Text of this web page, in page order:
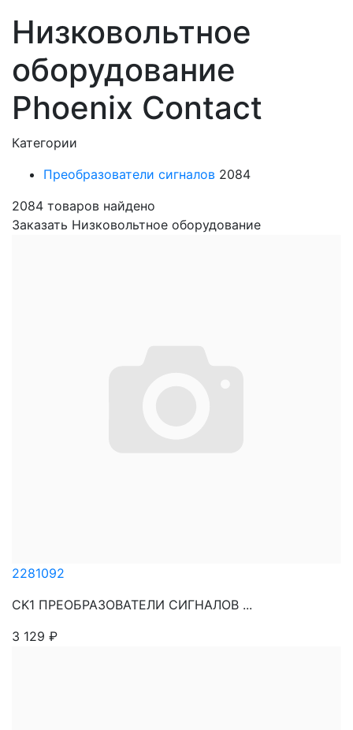
Низковольтное
оборудование
Phoenix Contact
Категории
Преобразователи сигналов 2084
2084 товаров найдено
Заказать Низковольтное оборудование
2281092
CK1 ПРЕОБРАЗОВАТЕЛИ СИГНАЛОВ ...
3 129 ₽